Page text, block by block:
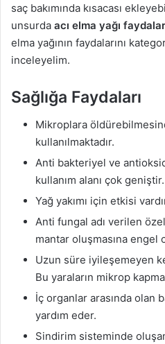
saç bakımında kısacası
unsurda acı elma yağı
elma yağının faydalarını
inceleyelim.
Sağlığa Faydaları
Mikroplara
kullanılmaktadır.
Anti bakteriyel ve
kullanım alanı çok geniştir.
Yağ yakımı için etkisi
Anti fungal adı verilen
mantar oluşmasına engel
Uzun süre iyileşemeyen
Bu yaraların mikrop
İç organlar arasında olan
yardım eder.
Sindirim sisteminde